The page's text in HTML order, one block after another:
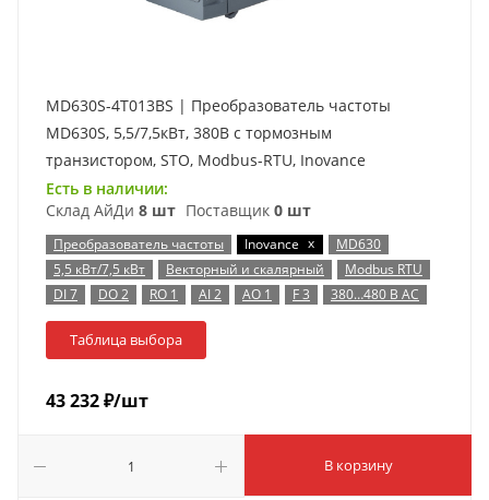
MD630S-4T013BS | Преобразователь частоты
MD630S, 5,5/7,5кВт, 380В с тормозным
транзистором, STO, Modbus-RTU, Inovance
Есть в наличии:
Склад АйДи 8 шт Поставщик 0 шт
Преобразователь частоты Inovance x
MD630
5,5 кВт/7,5 кВт
Векторный и скалярный
Modbus RTU
DI 7
DO 2 RO 1 AI 2 AO 1 F 3 380…480 В AC
Таблица выбора
43 232₽/шт
В корзину